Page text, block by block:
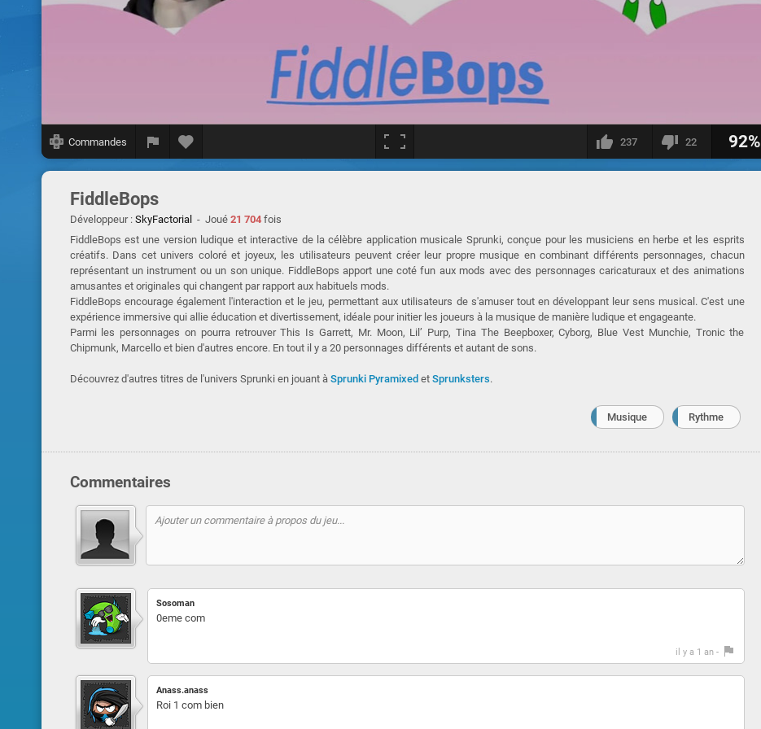
Commandes 237 22 92%
FiddleBops
Développeur : SkyFactorial - Joué 21 704fois
FiddleBops est une version ludique et interactive de la célèbre application musicale Sprunki, conçue pour les musiciens en herbe et les esprits
créatifs. Dans cet univers coloré et joyeux, les utilisateurs peuvent créer leur propre musique en combinant différents personnages, chacun
représentant un instrument ou un son unique. FiddleBops apport une coté fun aux mods avec des personnages caricaturaux et des animations
amusantes et originales qui changent par rapport aux habituels mods.
FiddleBops encourage également l'interaction et le jeu, permettant aux utilisateurs de s'amuser tout en développant leur sens musical. C'est une
expérience immersive qui allie éducation et divertissement, idéale pour initier les joueurs à la musique de manière ludique et engageante.
Parmi les personnages on pourra retrouver This Is Garrett, Mr. Moon, Lil’ Purp, Tina The Beepboxer, Cyborg, Blue Vest Munchie, Tronic the
Chipmunk, Marcello et bien d'autres encore. En tout il y a 20 personnages différents et autant de sons.
Découvrez d'autres titres de l'univers Sprunki en jouant à Sprunki Pyramixed et Sprunksters.
Musique Rythme
Commentaires
Sosoman
0eme com
il y a 1 an -
Anass.anass
Roi 1 com bien